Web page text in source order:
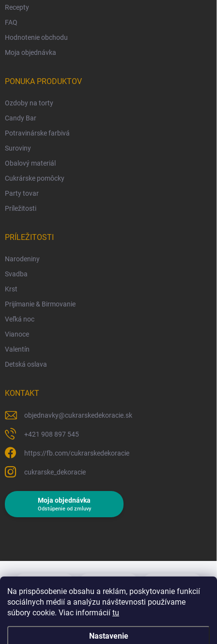
Na prispôsobenie obsahu a reklám, poskytovanie funkcií
sociálnych médií a analýzu návštevnosti používame
súbory cookie. Viac informácií tu
Nastavenie
Recepty
FAQ
Hodnotenie obchodu
Moja objednávka
PONUKA PRODUKTOV
Ozdoby na torty
Candy Bar
Potravinárske farbivá
Suroviny
Obalový materiál
Cukrárske pomôcky
Party tovar
Príležitosti
PRÍLEŽITOSTI
Narodeniny
Svadba
Krst
Prijímanie & Birmovanie
Veľká noc
Vianoce
Valentín
Detská oslava
KONTAKT
objednavky@cukrarskedekoracie.sk
+421 908 897 545
https://fb.com/cukrarskedekoracie
cukrarske_dekoracie
Moja objednávka
Odstúpenie od zmluvy